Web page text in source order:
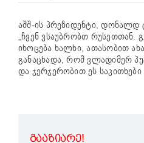
აშშ-ის პრეზიდენტი, დონალდ
„ჩვენ ვსაუბრობთ რუსეთთან.
იხოცება ხალხი, ათასობით
განაცხადა, რომ ვლადიმერ
და ჯერჯერობით ეს
ᲒᲐᲐᲖᲘᲐᲠᲔ!